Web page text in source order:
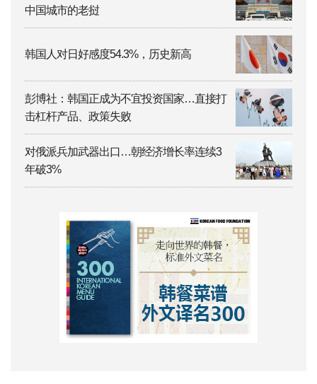
中国城市的老挝
韩国人对日好感度54.3%，历史新高
彭博社：韩国正成为不宜投资国家…直接打
击杠杆产品、政策失败
对俄派兵加武器出口…朝经济增长率连续3
年破3%